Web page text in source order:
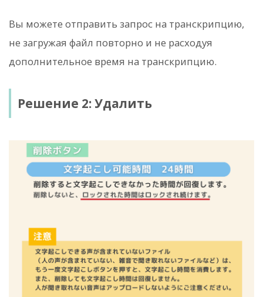
Вы можете отправить запрос на транскрипцию,
не загружая файл повторно и не расходуя
дополнительное время на транскрипцию.
Решение 2: Удалить